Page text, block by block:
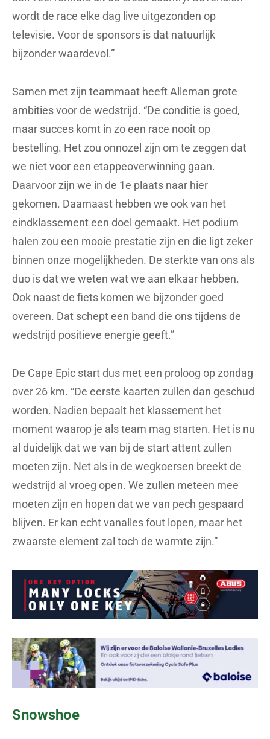
wordt de race elke dag live uitgezonden op
televisie. Voor de sponsors is dat natuurlijk
bijzonder waardevol.”
Samen met zijn teammaat heeft Alleman grote
ambities voor de wedstrijd. “De conditie is goed,
maar succes komt in zo een race nooit op
bestelling. Het zou onnozel zijn om te zeggen dat
we niet voor een etappeoverwinning gaan.
Daarvoor zijn we in de 1e plaats naar hier
gekomen. Daarnaast hebben we ook van het
eindklassement een doel gemaakt. Het podium
halen zou een mooie prestatie zijn en die ligt zeker
binnen onze mogelijkheden. De sterkte van ons als
duo is dat we weten wat we aan elkaar hebben.
Ook naast de fiets komen we bijzonder goed
overeen. Dat schept een band die ons tijdens de
wedstrijd positieve energie geeft.”
De Cape Epic start dus met een proloog op zondag
over 26 km. “De eerste kaarten zullen dan geschud
worden. Nadien bepaalt het klassement het
moment waarop je als team mag starten. Het is nu
al duidelijk dat we van bij de start attent zullen
moeten zijn. Net als in de wegkoersen breekt de
wedstrijd al vroeg open. We zullen meteen mee
moeten zijn en hopen dat we van pech gespaard
blijven. Er kan echt vanalles fout lopen, maar het
zwaarste element zal toch de warmte zijn.”
Snowshoe